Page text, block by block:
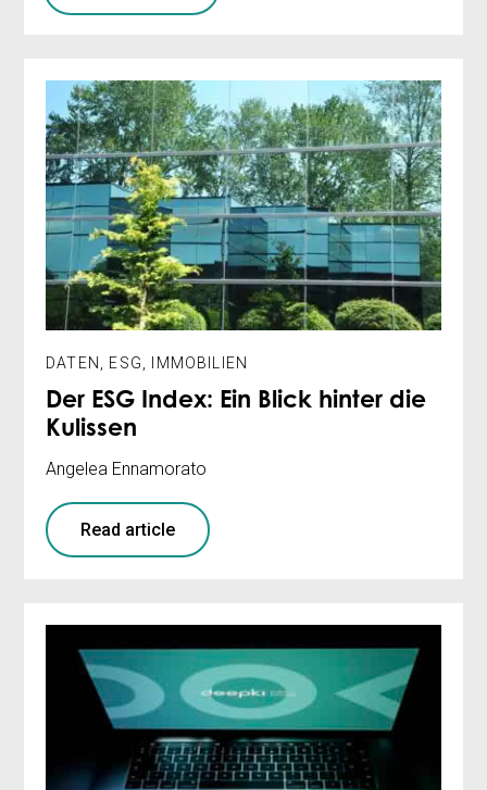
DATEN , ESG, IMMOBILIEN
Der ESG Index: Ein Blick hinter die
Kulissen
Angelea Ennamorato
Read article